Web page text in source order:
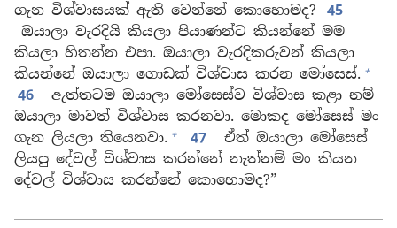
ගැන විශ්වාසයක් ඇති වෙන්නේ කොහොමද?
45
ඔයාලා වැරදියි කියලා පියාණන්ට කියන්නේ මම
කියලා හිතන්න එපා. ඔයාලා වැරදිකරුවන් කියලා
කියන්නේ ඔයාලා ගොඩක් විශ්වාස කරන මෝසෙස්. +
46
ඇත්තටම ඔයාලා මෝසෙස්ව විශ්වාස කළා නම්
ඔයාලා මාවත් විශ්වාස කරනවා. මොකද මෝසෙස් මං
ගැන ලියලා තියෙනවා. + 47
ඒත් ඔයාලා මෝසෙස්
ලියපු දේවල් විශ්වාස කරන්නේ නැත්නම් මං කියන
දේවල් විශ්වාස කරන්නේ කොහොමද?”